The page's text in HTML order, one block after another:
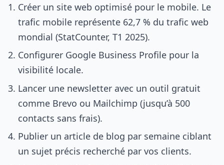
Créer un site web optimisé pour le mobile. Le
trafic mobile représente 62,7 % du trafic web
mondial (StatCounter, T1 2025).
Configurer Google Business Profile pour la
visibilité locale.
Lancer une newsletter avec un outil gratuit
comme Brevo ou Mailchimp (jusqu’à 500
contacts sans frais).
Publier un article de blog par semaine ciblant
un sujet précis recherché par vos clients.